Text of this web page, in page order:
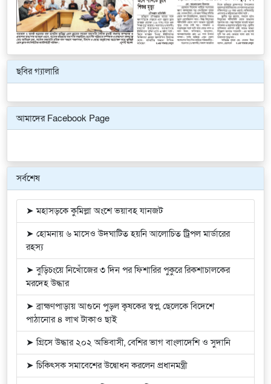
ছবির গ্যালারি
আমাদের Facebook Page
সর্বশেষ
➤ মহাসড়কে কুমিল্লা অংশে ভয়াবহ যানজট
➤ হোমনায় ৬ মাসেও উদঘাটিত হয়নি আলোচিত ট্রিপল মার্ডারের
রহস্য
➤ বুড়িচংয়ে নিখোঁজের ৩ দিন পর ফিশারির পুকুরে রিকশাচালকের
মরদেহ উদ্ধার
➤ ব্রাহ্মণপাড়ায় আগুনে পুড়ল কৃষকের স্বপ্ন, ছেলেকে বিদেশে
পাঠানোর ৪ লাখ টাকাও ছাই
➤ গ্রিসে উদ্ধার ২০২ অভিবাসী, বেশির ভাগ বাংলাদেশি ও সুদানি
➤ চিকিৎসক সমাবেশের উদ্বোধন করলেন প্রধানমন্ত্রী